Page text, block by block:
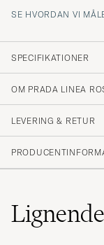
SE HVORDAN VI
SPECIFIKATIONER
OM PRADA LINEA
LEVERING & RETUR
Lignende